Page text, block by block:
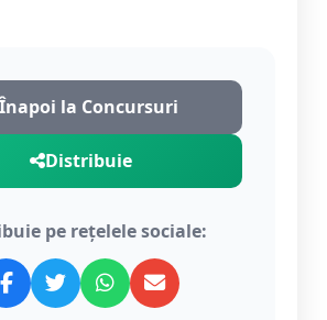
la Concursuri
Distribuie
pe rețelele sociale: